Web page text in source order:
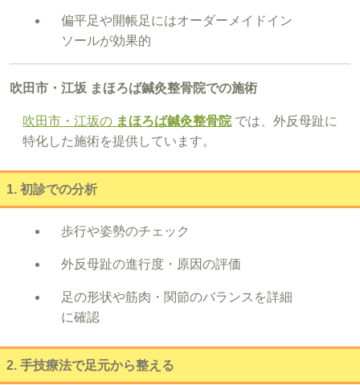
偏平足や開帳足にはオーダーメイドイン
ソールが効果的
吹田市・江坂 まほろば鍼灸整骨院での施術
吹田市・江坂の まほろば鍼灸整骨院では、外反母趾に
特化した施術を提供しています。
1. 初診での分析
歩行や姿勢のチェック
外反母趾の進行度・原因の評価
足の形状や筋肉・関節のバランスを詳細
に確認
2. 手技療法で足元から整える